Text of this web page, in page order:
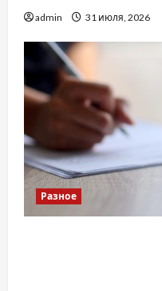
admin 31 июля, 2026
Разное